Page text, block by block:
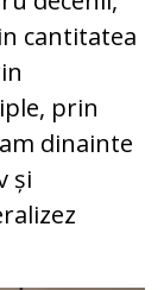
cantitatea
prin
dinainte
și